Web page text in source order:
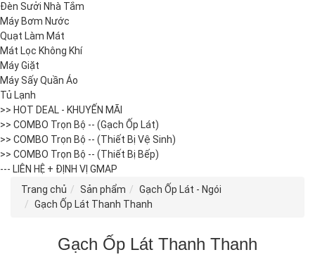
Đèn Sưởi Nhà Tắm
Máy Bơm Nước
Quạt Làm Mát
Mát Lọc Không Khí
Máy Giặt
Máy Sấy Quần Áo
Tủ Lạnh
>> HOT DEAL - KHUYẾN MÃI
>> COMBO Trọn Bộ -- (Gạch Ốp Lát)
>> COMBO Trọn Bộ -- (Thiết Bị Vệ Sinh)
>> COMBO Trọn Bộ -- (Thiết Bị Bếp)
--- LIÊN HỆ + ĐỊNH VỊ GMAP
Trang chủ
Sản phẩm
Gạch Ốp Lát - Ngói
Gạch Ốp Lát Thanh Thanh
Gạch Ốp Lát Thanh Thanh